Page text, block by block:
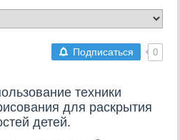
Подписаться 0
техники
для раскрытия
детей.